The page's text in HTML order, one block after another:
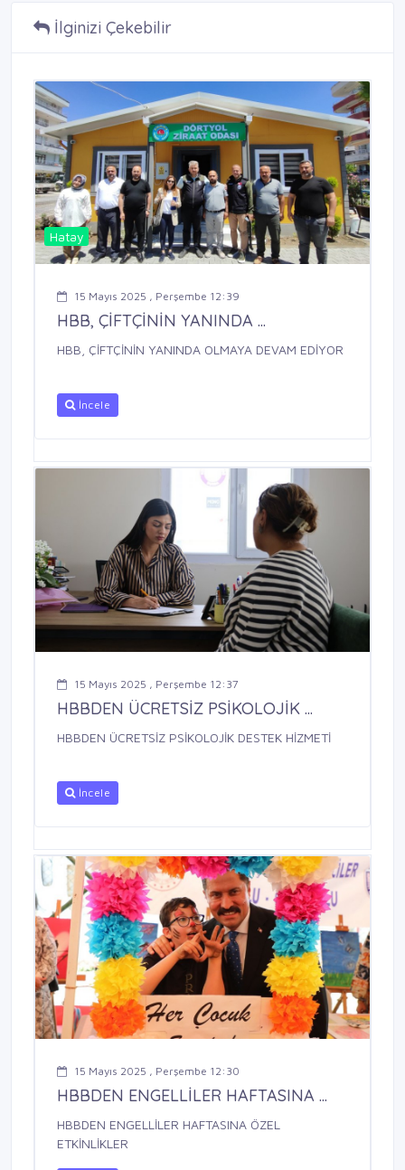
İlginizi Çekebilir
Hatay
15 Mayıs 2025 , Perşembe 12:39
HBB, ÇİFTÇİNİN YANINDA ...
HBB, ÇİFTÇİNİN YANINDA OLMAYA DEVAM EDİYOR
İncele
15 Mayıs 2025 , Perşembe 12:37
HBBDEN ÜCRETSİZ PSİKOLOJİK ...
HBBDEN ÜCRETSİZ PSİKOLOJİK DESTEK HİZMETİ
İncele
15 Mayıs 2025 , Perşembe 12:30
HBBDEN ENGELLİLER HAFTASINA ...
HBBDEN ENGELLİLER HAFTASINA ÖZEL
ETKİNLİKLER